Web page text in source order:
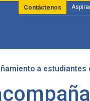
Contáctenos
a